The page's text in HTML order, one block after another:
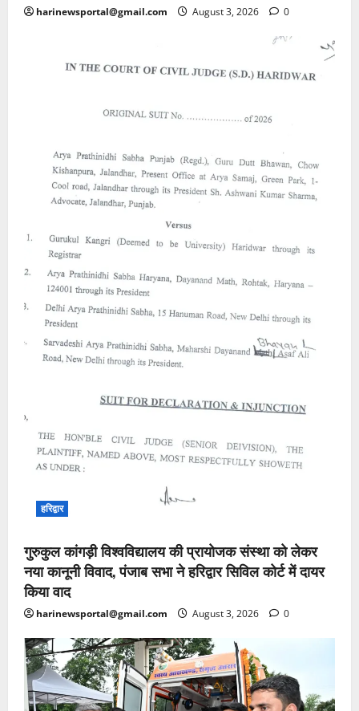
harinewsportal@gmail.com August 3, 2026 0
हरिद्वार
गुरुकुल कांगड़ी विश्वविद्यालय की प्रायोजक संस्था को लेकर
नया कानूनी विवाद, पंजाब सभा ने हरिद्वार सिविल कोर्ट में दायर
किया वाद
harinewsportal@gmail.com August 3, 2026 0